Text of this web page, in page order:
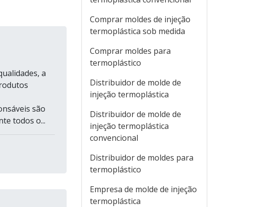
a
são
todos o...
Comprar moldes de injeção
termoplástica sob medida
Comprar moldes para
termoplástico
Distribuidor de molde de
injeção termoplástica
Distribuidor de molde de
injeção termoplástica
convencional
Distribuidor de moldes para
termoplástico
Empresa de molde de injeção
termoplástica